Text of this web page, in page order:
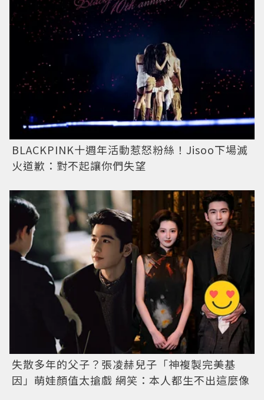
BLACKPINK十週年活動惹怒粉絲！Jisoo下場滅
火道歉：對不起讓你們失望
失散多年的父子？張凌赫兒子「神複製完美基
因」萌娃顏值太搶戲 網笑：本人都生不出這麼像